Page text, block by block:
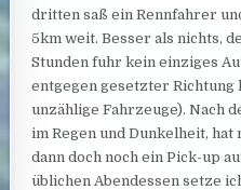
dritten saß ein Rennfahrer
5km weit. Besser als nichts,
Stunden fuhr kein einziges
entgegen gesetzter Richtung
unzählige Fahrzeuge). Nach
im Regen und Dunkelheit, hat
dann doch noch ein Pick-up
üblichen Abendessen setze